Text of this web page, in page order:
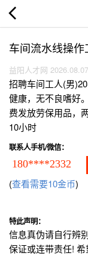
车间流水线操作
益阳人才网 2026.08.07
招聘车间工人(男
健康，无不良嗜好
费发放劳保用品，
10小时
联系人手机/微信：
180****2332
(查看需要10金币)
特此声明：
信息真伪请自行辨
保证或连带责任! 希